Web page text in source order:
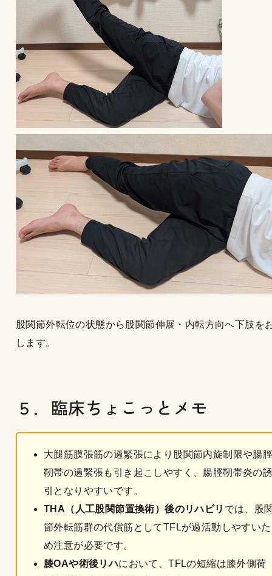
股関節外転位の状態から股関節伸展・内転方向へ下肢を
します。
５．臨床ちょこっとメモ
大腿筋膜張筋の過緊張により股関節内旋制限や腸
靭帯の過緊張も引き起こしやすく、腸脛靭帯炎の
引となりやすいです。
THA（人工股関節置換術）後のリハビリ では、股
節外転筋群の代償筋としてTFLが過活動しやすいた
め注意が必要です。
膝OAや術後リハにおいて、TFLの短縮は膝外側荷